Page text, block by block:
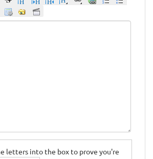
letters into the box to prove you're